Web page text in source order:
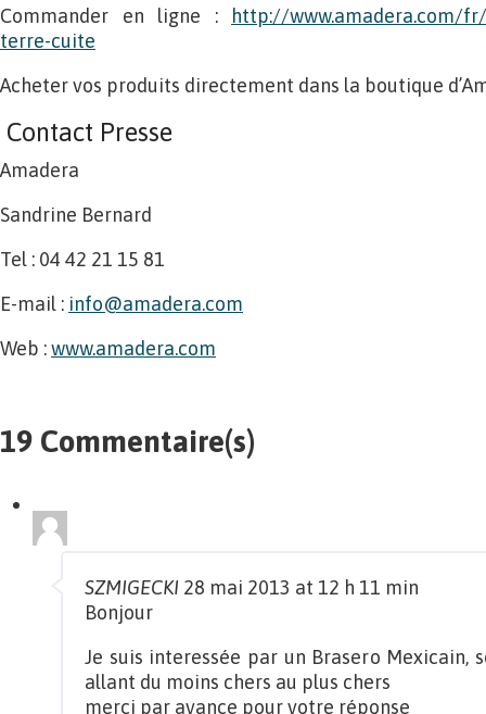
Commander en ligne :
http://www.amadera.com/fr/
terre-cuite
Acheter vos produits directement dans la boutique
Contact Presse
Amadera
Sandrine Bernard
Tel : 04 42 21 15 81
E-mail : info@amadera.com
Web :www.amadera.com
19 Commentaire(s)
SZMIGECKI 28 mai 2013 at 12 h 11 min
Bonjour
Je suis interessée par un Brasero Mexicain,
allant du moins chers au plus chers
merci par avance pour votre réponse